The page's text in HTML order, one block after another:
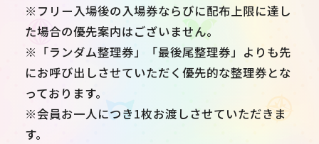
※フリー入場後の入場券ならびに配布上限に達し
た場合の優先案内はございません。
※「ランダム整理券」「最後尾整理券」よりも先
にお呼び出しさせていただく優先的な整理券とな
っております。
※会員お一人につき1枚お渡しさせていただきま
す。